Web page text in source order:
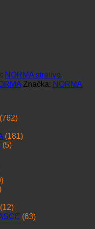
NORMA strelivo,
Značka: NORMA
(762)
(181)
(5)
(12)
(63)